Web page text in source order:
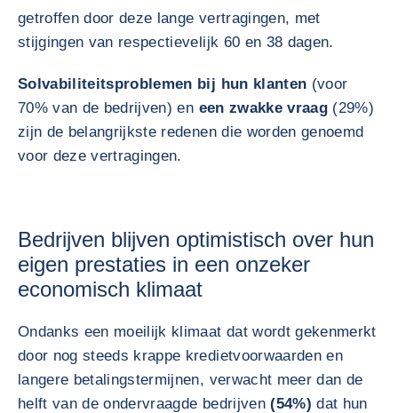
getroffen door deze lange vertragingen, met
stijgingen van respectievelijk 60 en 38 dagen.
Solvabiliteitsproblemen bij hun klanten (voor
70% van de bedrijven) en een zwakke vraag (29%)
zijn de belangrijkste redenen die worden genoemd
voor deze vertragingen.
Bedrijven blijven optimistisch over hun
eigen prestaties in een onzeker
economisch klimaat
Ondanks een moeilijk klimaat dat wordt gekenmerkt
door nog steeds krappe kredietvoorwaarden en
langere betalingstermijnen, verwacht meer dan de
helft van de ondervraagde bedrijven(54%)dat hun